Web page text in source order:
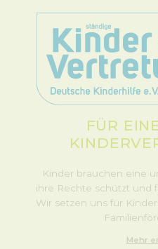
FÜR
Kinder brauchen eine
ihre Rechte schützt und
Wir setzen uns für
Mehr